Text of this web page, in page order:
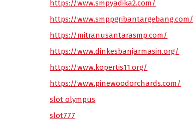
https://www.smpyadika2.com/
https://www.smppgribantargebang.com/
https://mitranusantarasmp.com/
https://www.dinkesbanjarmasin.org/
https://www.kopertis11.org/
https://www.pinewoodorchards.com/
slot olympus
slot777